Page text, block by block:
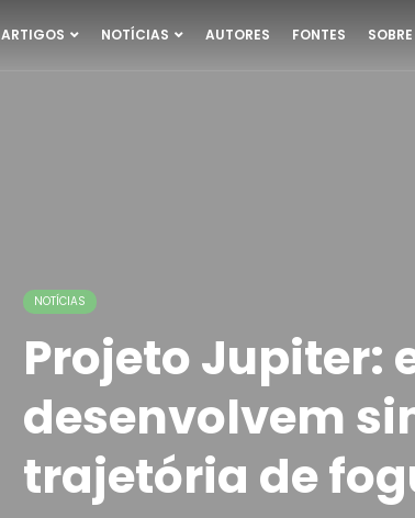
ARTIGOS NOTÍCIAS AUTORES FONTES SOBRE
NOTÍCIAS
Projeto Jupiter:
desenvolvem
trajetória de